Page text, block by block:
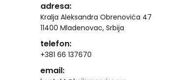
adresa:
Kralja Aleksandra Obrenovića 47
11400 Mladenovac, Srbija
telefon:
+381 66 137670
email: